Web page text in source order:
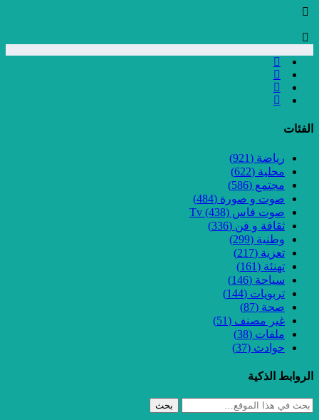
الفئات
رياضة (921)
محلية (622)
مجتمع (586)
صوت و صورة (484)
صوت فاس Tv (438)
ثقافة و فن (336)
وطنية (299)
تعزية (217)
تهنئة (161)
سياحة (146)
تربويات (144)
صحة (87)
غير مصنف (51)
ملفات (38)
حوادث (37)
الروابط الذكية
بحث